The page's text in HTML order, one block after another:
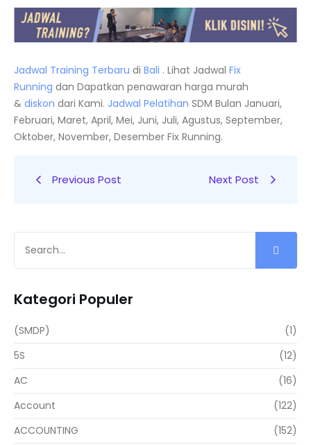
Jadwal Training Terbaru di Bali . Lihat Jadwal Fix
Running dan Dapatkan penawaran harga murah
& diskon dari Kami. Jadwal Pelatihan SDM Bulan Januari,
Februari, Maret, April, Mei, Juni, Juli, Agustus, September,
Oktober, November, Desember Fix Running.
Previous Post Next Post
Kategori Populer
(SMDP)
(1)
5S
(12)
AC
(16)
Account
(122)
ACCOUNTING
(152)